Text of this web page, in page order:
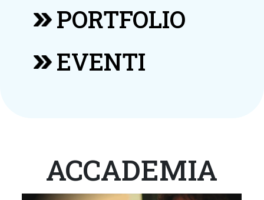
PORTFOLIO
EVENTI
ACCADEMIA